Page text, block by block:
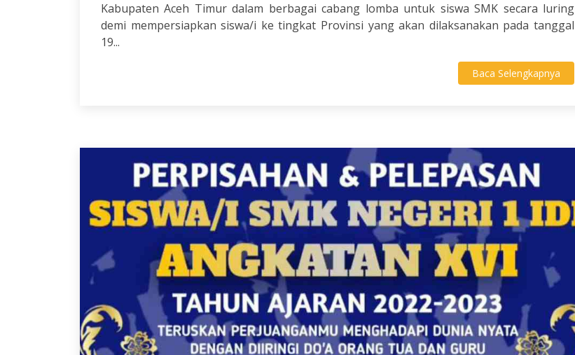
Kabupaten Aceh Timur dalam berbagai cabang lomba untuk siswa SMK secara luring
demi mempersiapkan siswa/i ke tingkat Provinsi yang akan dilaksanakan pada tanggal
19...
Baca Selengkapnya